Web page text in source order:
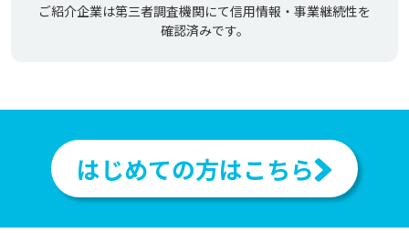
ご紹介企業は第三者調査機関にて信用情報・事業継続性を
確認済みです。
はじめての方はこちら